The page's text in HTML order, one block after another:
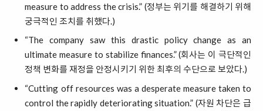
measure to address the crisis.” (정부는 위기를 해결하기 위해
궁극적인 조치를 취했다.)
“The company saw this drastic policy change as an
ultimate measure to stabilize finances.” (회사는 이 극단적인
정책 변화를 재정을 안정시키기 위한 최후의 수단으로 보았다.)
“Cutting off resources was a desperate measure taken to
control the rapidly deteriorating situation.” (자원 차단은 급